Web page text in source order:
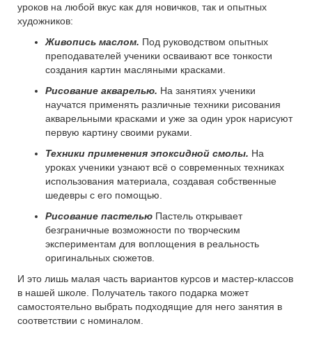
уроков на любой вкус как для новичков, так и опытных
художников:
Живопись маслом. Под руководством опытных
преподавателей ученики осваивают все тонкости
создания картин масляными красками.
Рисование акварелью. На занятиях ученики
научатся применять различные техники рисования
акварельными красками и уже за один урок нарисуют
первую картину своими руками.
Техники применения эпоксидной смолы. На
уроках ученики узнают всё о современных техниках
использования материала, создавая собственные
шедевры с его помощью.
Рисование пастелью Пастель открывает
безграничные возможности по творческим
экспериментам для воплощения в реальность
оригинальных сюжетов.
И это лишь малая часть вариантов курсов и мастер-классов
в нашей школе. Получатель такого подарка может
самостоятельно выбрать подходящие для него занятия в
соответствии с номиналом.